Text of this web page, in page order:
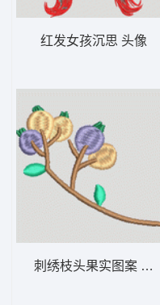
红发女孩沉思 头像
刺绣枝头果实图案 汉服